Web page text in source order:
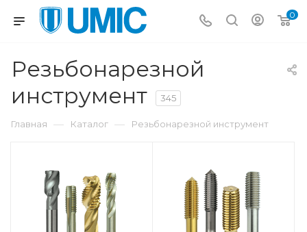
0
Резьбонарезной
инструмент
345
Главная — Каталог — Резьбонарезной инструмент